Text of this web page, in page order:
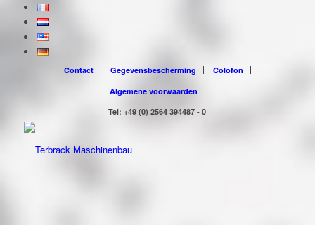
Contact Gegevensbescherming
Colofon
Algemene voorwaarden
Tel: +49 (0) 2564 394487 - 0